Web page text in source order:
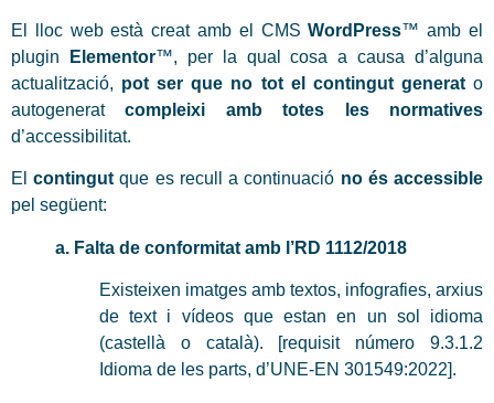
El lloc web està creat amb el CMSWordPress™ amb el
plugin
Elementor™, per la qual cosa a causa d’alguna
actualització, pot ser que no tot el contingut generato
autogeneratcompleixi amb totes les normatives
d’accessibilitat.
Elcontingut que es recull a continuació no és accessible
pel següent:
a. Falta de conformitat amb l’RD 1112/2018
Existeixen imatges amb textos, infografies, arxius
de text i vídeos que estan en un sol idioma
(castellà o català). [requisit número 9.3.1.2
Idioma de les parts, d’UNE-EN 301549:2022].